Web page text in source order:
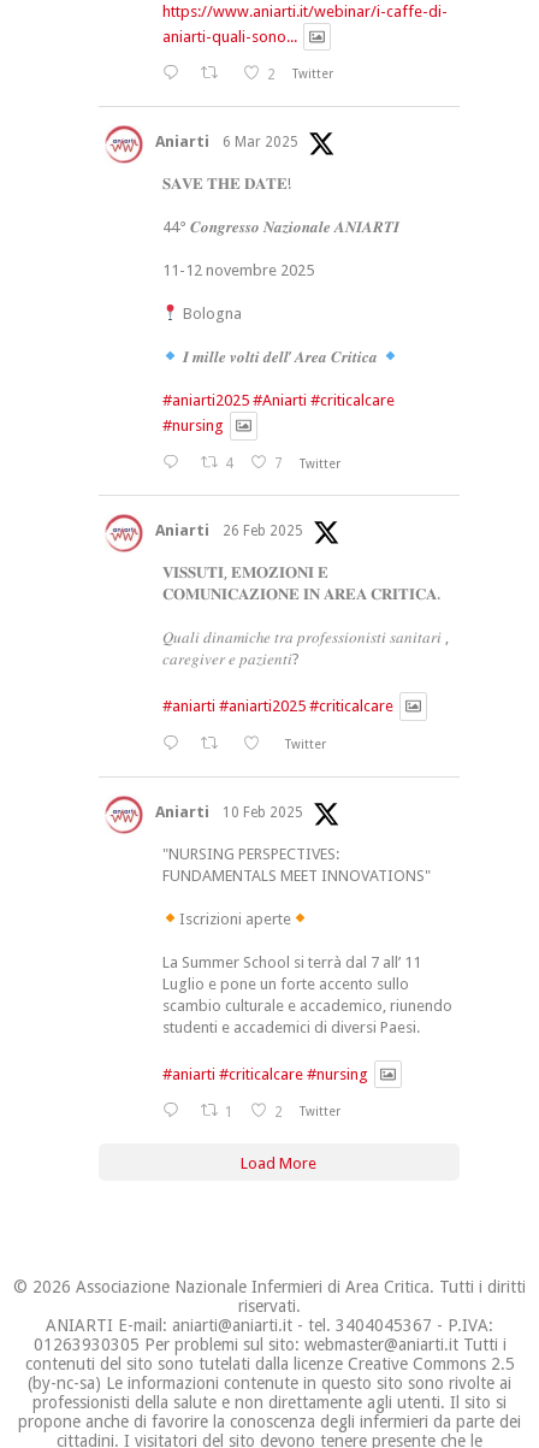
https://www.aniarti.it/webinar/i-caffe-di-
aniarti-quali-sono...
2 Twitter
Aniarti 6 Mar 2025
𝐒𝐀𝐕𝐄 𝐓𝐇𝐄 𝐃𝐀𝐓𝐄!
44° 𝑪𝒐𝒏𝒈𝒓𝒆𝒔𝒔𝒐 𝑵𝒂𝒛𝒊𝒐𝒏𝒂𝒍𝒆 𝑨𝑵𝑰𝑨𝑹𝑻𝑰
11-12 novembre 2025
Bologna
𝑰 𝒎𝒊𝒍𝒍𝒆 𝒗𝒐𝒍𝒕𝒊 𝒅𝒆𝒍𝒍’ 𝑨𝒓𝒆𝒂 𝑪𝒓𝒊𝒕𝒊𝒄𝒂
#aniarti2025 #Aniarti #criticalcare
#nursing
4 7 Twitter
Aniarti 26 Feb 2025
𝐕𝐈𝐒𝐒𝐔𝐓𝐈, 𝐄𝐌𝐎𝐙𝐈𝐎𝐍𝐈 𝐄
𝐂𝐎𝐌𝐔𝐍𝐈𝐂𝐀𝐙𝐈𝐎𝐍𝐄 𝐈𝐍 𝐀𝐑𝐄𝐀 𝐂𝐑𝐈𝐓𝐈𝐂𝐀.
𝑄𝑢𝑎𝑙𝑖 𝑑𝑖𝑛𝑎𝑚𝑖𝑐ℎ𝑒 𝑡𝑟𝑎 𝑝𝑟𝑜𝑓𝑒𝑠𝑠𝑖𝑜𝑛𝑖𝑠𝑡𝑖 𝑠𝑎𝑛𝑖𝑡𝑎𝑟𝑖 ,
𝑐𝑎𝑟𝑒𝑔𝑖𝑣𝑒𝑟 𝑒 𝑝𝑎𝑧𝑖𝑒𝑛𝑡𝑖?
#aniarti #aniarti2025 #criticalcare
Twitter
Aniarti 10 Feb 2025
"NURSING PERSPECTIVES:
FUNDAMENTALS MEET INNOVATIONS"
Iscrizioni aperte
La Summer School si terrà dal 7 all’ 11
Luglio e pone un forte accento sullo
scambio culturale e accademico, riunendo
studenti e accademici di diversi Paesi.
#aniarti #criticalcare #nursing
1 2 Twitter
Load More
© 2026 Associazione Nazionale Infermieri di Area Critica. Tutti i diritti
riservati.
ANIARTI E-mail: aniarti@aniarti.it - tel. 3404045367 - P.IVA:
01263930305 Per problemi sul sito: webmaster@aniarti.it Tutti i
contenuti del sito sono tutelati dalla licenze Creative Commons 2.5
(by-nc-sa) Le informazioni contenute in questo sito sono rivolte ai
professionisti della salute e non direttamente agli utenti. Il sito si
propone anche di favorire la conoscenza degli infermieri da parte dei
cittadini. I visitatori del sito devono tenere presente che le